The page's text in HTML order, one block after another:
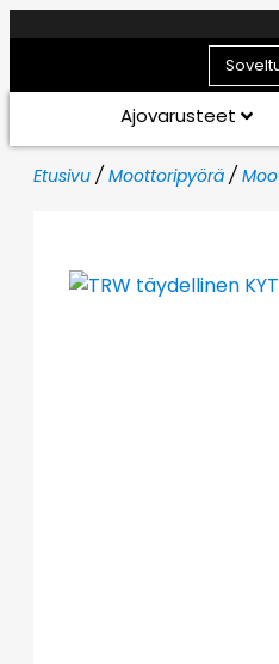
Ajovarusteet
Etusivu / Moottoripyörä /